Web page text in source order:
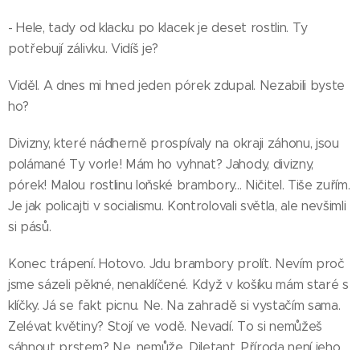
- Hele, tady od klacku po klacek je deset rostlin. Ty
potřebují zálivku. Vidíš je?
Viděl. A dnes mi hned jeden pórek zdupal. Nezabili byste
ho?
Divizny, které nádherně prospívaly na okraji záhonu, jsou
polámané Ty vorle! Mám ho vyhnat? Jahody, divizny,
pórek! Malou rostlinu loňské brambory... Ničitel. Tiše zuřím.
Je jak policajti v socialismu. Kontrolovali světla, ale nevšimli
si pásů.
Konec trápení. Hotovo. Jdu brambory prolít. Nevím proč
jsme sázeli pěkné, nenaklíčené. Když v košíku mám staré s
klíčky. Já se fakt picnu. Ne. Na zahradě si vystačím sama.
Zelévat květiny? Stojí ve vodě. Nevadí. To si nemůžeš